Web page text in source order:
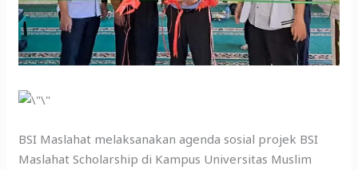
BSI Maslahat melaksanakan agenda sosial projek BSI
Maslahat Scholarship di Kampus Universitas Muslim